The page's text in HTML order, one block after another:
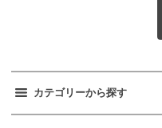
カテゴリーから探す